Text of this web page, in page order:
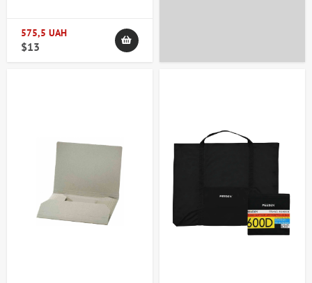
artdomua
575,5 UAH
$13